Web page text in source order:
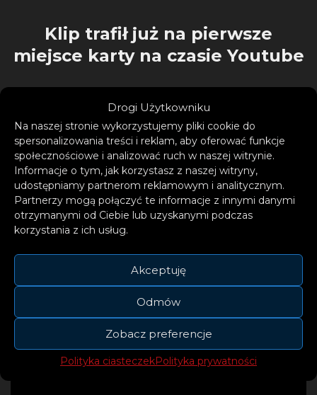
Drogi Użytkowniku
Na naszej stronie wykorzystujemy pliki cookie do
spersonalizowania treści i reklam, aby oferować funkcje
społecznościowe i analizować ruch w naszej witrynie.
Informacje o tym, jak korzystasz z naszej witryny,
udostępniamy partnerom reklamowym i analitycznym.
Partnerzy mogą połączyć te informacje z innymi danymi
otrzymanymi od Ciebie lub uzyskanymi podczas
korzystania z ich usług.
Akceptuję
Odmów
Zobacz preferencje
Polityka ciasteczekPolityka prywatności
Klip trafił już na pierwsze
miejsce karty na czasie Youtube